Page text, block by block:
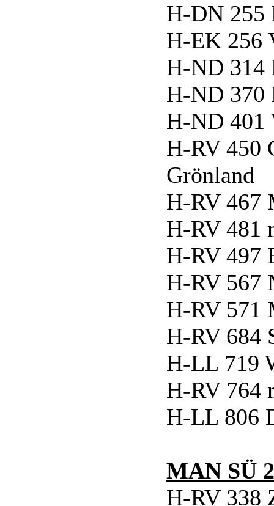
H-DN
H-EK 256
H-ND
H-ND
H-ND 401
H-RV 450
Grönland
H-RV 467
H-RV 481
H-RV 497
H-RV 567
H-RV 571
H-RV 684
H-LL 719
H-RV 764
H-LL 806
MAN SÜ
H-RV 338